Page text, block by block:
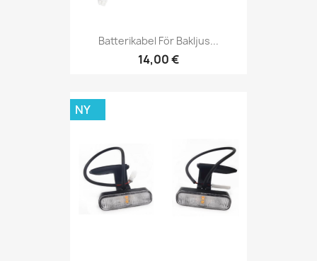
Batterikabel För Bakljus...
14,00 €
NY